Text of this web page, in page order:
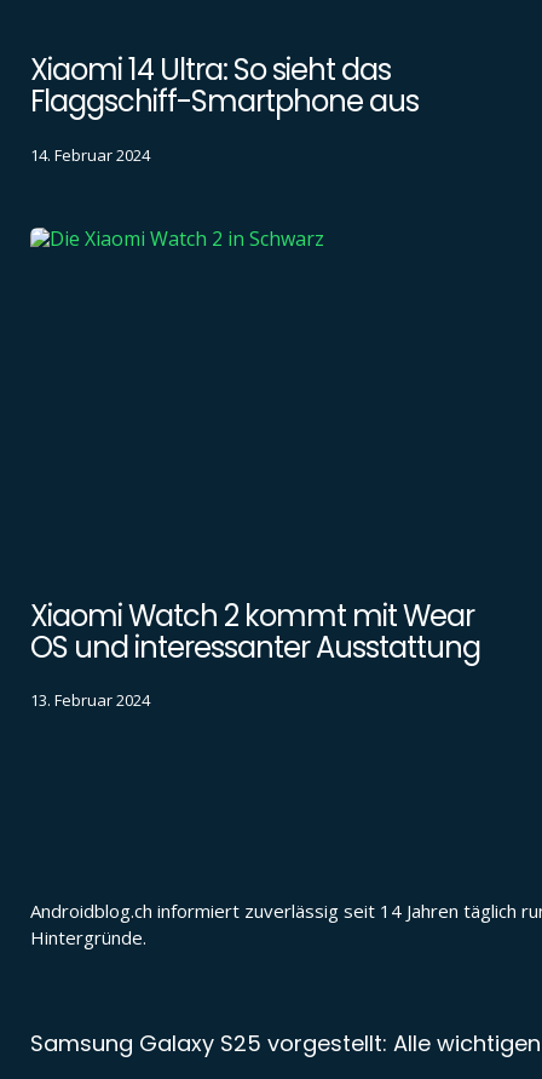
Xiaomi 14 Ultra: So sieht das
Flaggschiff-Smartphone aus
14. Februar 2024
Xiaomi Watch 2 kommt mit Wear
OS und interessanter Ausstattung
13. Februar 2024
Androidblog.ch informiert zuverlässig seit 14 Jahren täglich
Hintergründe.
Samsung Galaxy S25 vorgestellt: Alle